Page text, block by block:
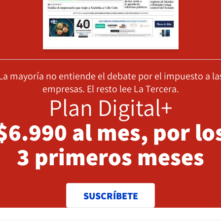
mayoría no entiende el debate por el impuesto a
empresas. El resto lee La Tercera.
Plan Digital+
al mes, por
3 primeros meses
SUSCRÍBETE